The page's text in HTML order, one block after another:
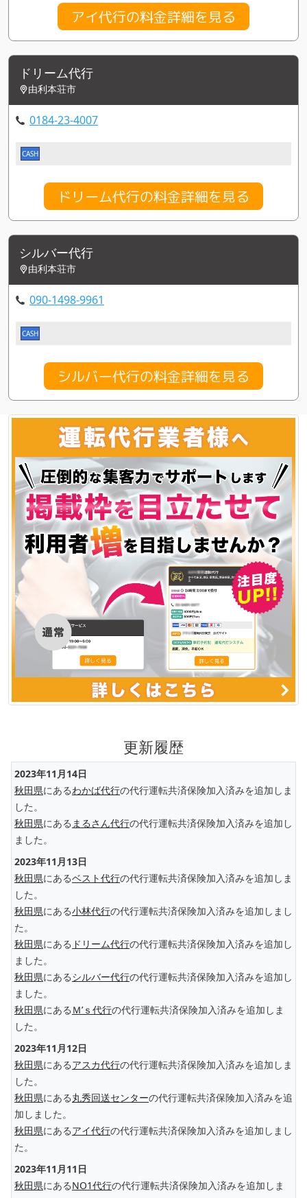
アイ代行の料金詳細を見る
ドリーム代行
由利本荘市
0184-23-4007
CASH
ドリーム代行の料金詳細を見る
シルバー代行
由利本荘市
090-1498-9961
CASH
シルバー代行の料金詳細を見る
更新履歴
2023年11月14日
秋田県にあるわかば代行の代行運転共済保険加入済みを追加しま
した。
秋田県にある まるさん代行の代行運転共済保険加入済みを追加し
ました。
2023年11月13日
秋田県にあるベスト代行の代行運転共済保険加入済みを追加しま
した。
秋田県にある小林代行の代行運転共済保険加入済みを追加しまし
た。
秋田県にある ドリーム代行の代行運転共済保険加入済みを追加し
ました。
秋田県にあるシルバー代行の代行運転共済保険加入済みを追加し
ました。
秋田県にある Ｍ’ｓ代行の代行運転共済保険加入済みを追加しま
した。
2023年11月12日
秋田県にあるアスカ代行の代行運転共済保険加入済みを追加しま
した。
秋田県にある丸秀回送センターの代行運転共済保険加入済みを追
加しました。
秋田県にあるアイ代行の代行運転共済保険加入済みを追加しまし
た。
2023年11月11日
秋田県にあるNO1代行の代行運転共済保険加入済みを追加しま